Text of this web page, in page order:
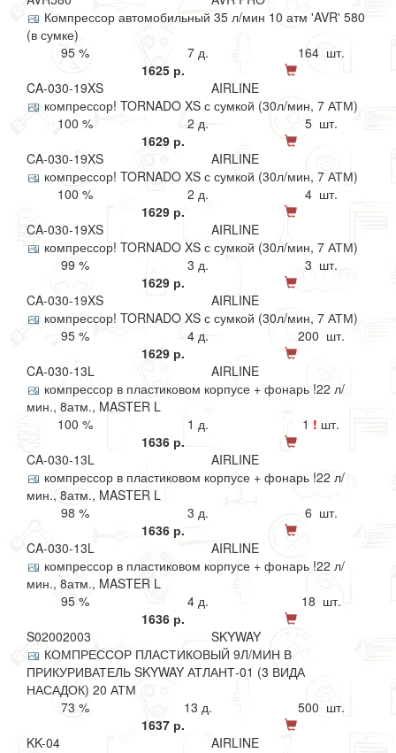
Компрессор автомобильный 35 л/мин 10 атм 'AVR' 580
(в сумке)
95 %
7 д.
164 шт.
1625 р.
CA-030-19XS
AIRLINE
компрессор! TORNADO XS с сумкой (30л/мин, 7 АТМ)
100 %
2 д.
5 шт.
1629 р.
CA-030-19XS
AIRLINE
компрессор! TORNADO XS с сумкой (30л/мин, 7 АТМ)
100 %
2 д.
4 шт.
1629 р.
CA-030-19XS
AIRLINE
компрессор! TORNADO XS с сумкой (30л/мин, 7 АТМ)
99 %
3 д.
3 шт.
1629 р.
CA-030-19XS
AIRLINE
компрессор! TORNADO XS с сумкой (30л/мин, 7 АТМ)
95 %
4 д.
200 шт.
1629 р.
CA-030-13L
AIRLINE
компрессор в пластиковом корпусе + фонарь !22 л/
мин., 8атм., MASTER L
100 %
1 д. 1 ! шт.
1636 р.
CA-030-13L
AIRLINE
компрессор в пластиковом корпусе + фонарь !22 л/
мин., 8атм., MASTER L
98 %
3 д.
6 шт.
1636 р.
CA-030-13L
AIRLINE
компрессор в пластиковом корпусе + фонарь !22 л/
мин., 8атм., MASTER L
95 %
4 д.
18 шт.
1636 р.
S02002003
SKYWAY
КОМПРЕССОР ПЛАСТИКОВЫЙ 9Л/МИН В
ПРИКУРИВАТЕЛЬ SKYWAY АТЛАНТ-01 (3 ВИДА
НАСАДОК) 20 АТМ
73 %
13 д.
500 шт.
1637 р.
KK-04
AIRLINE